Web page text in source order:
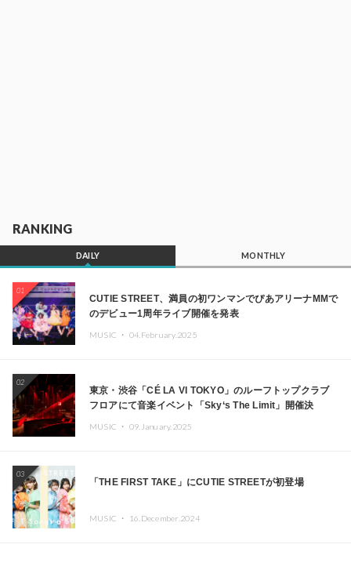
RANKING
DAILY MONTHLY
01
CUTIE STREET、満員の初ワンマンでぴあアリーナMMで
のデビュー1周年ライブ開催を発表
MUSIC ・ 04.February.2025
02
東京・渋谷「CÉ LA VI TOKYO」のルーフトップクラブ
フロアにて音楽イベント「Sky‘s The Limit」開催決
MUSIC ・ 09.January.2025
03
「THE FIRST TAKE」にCUTIE STREETが初登場
MUSIC ・ 16.December.2024